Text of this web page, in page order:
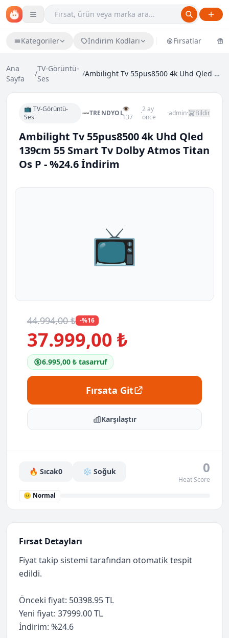
Kategoriler İndirim Kodları Fırsatlar
Ana
Sayfa
/
TV-Görüntü-
Ses
/ Ambilight Tv 55pus8500 4k Uhd Qled 139cm 55 Smart...
📺 TV-Görüntü-
Ses
TRENDYOL👁
137
·2 ay
önce
·admin· Bildir
Ambilight Tv 55pus8500 4k Uhd Qled
139cm 55 Smart Tv Dolby Atmos Titan
Os P - %24.6 İndirim
📺
44.994,00 ₺ -%16
37.999,00 ₺
6.995,00 ₺ tasarruf
Fırsata Git
Karşılaştır
🔥 Sıcak0 ❄️ Soğuk 0
Heat Score
😐 Normal
Fırsat Detayları
Fiyat takip sistemi tarafından otomatik tespit
edildi.
Önceki fiyat: 50398.95 TL
Yeni fiyat: 37999.00 TL
İndirim: %24.6